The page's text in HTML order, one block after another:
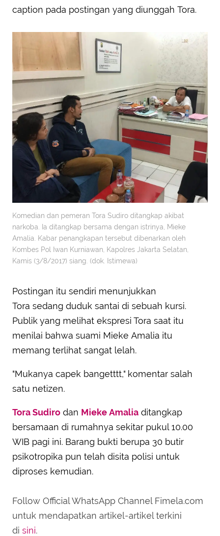
caption pada postingan yang diunggah Tora.
Komedian dan pemeran Tora Sudiro ditangkap akibat
narkoba. Ia ditangkap bersama dengan istrinya, Mieke
Amalia. Kabar penangkapan tersebut dibenarkan oleh
Kombes Pol Iwan Kurniawan, Kapolres Jakarta Selatan,
Kamis (3/8/2017) siang. (dok. Istimewa)
Postingan itu sendiri menunjukkan
Tora sedang duduk santai di sebuah kursi.
Publik yang melihat ekspresi Tora saat itu
menilai bahwa suami Mieke Amalia itu
memang terlihat sangat lelah.
"Mukanya capek bangetttt," komentar salah
satu netizen.
Tora Sudiro dan Mieke Amalia ditangkap
bersamaan di rumahnya sekitar pukul 10.00
WIB pagi ini. Barang bukti berupa 30 butir
psikotropika pun telah disita polisi untuk
diproses kemudian.
Follow Official WhatsApp Channel Fimela.com
untuk mendapatkan artikel-artikel terkini
di sini.